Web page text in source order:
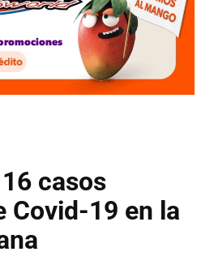
casos
Covid-19 en la